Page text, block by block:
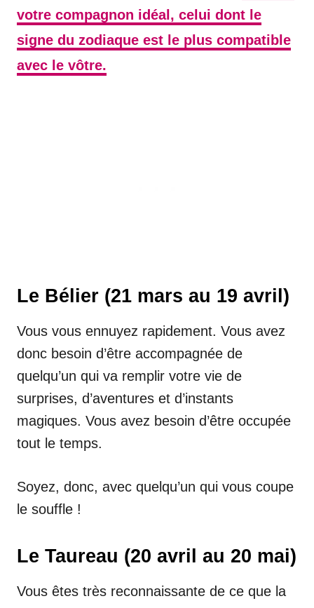
votre compagnon idéal, celui dont le
signe du zodiaque est le plus compatible
avec le vôtre.
Le Bélier (21 mars au 19 avril)
Vous vous ennuyez rapidement. Vous avez
donc besoin d’être accompagnée de
quelqu’un qui va remplir votre vie de
surprises, d’aventures et d’instants
magiques. Vous avez besoin d’être occupée
tout le temps.
Soyez, donc, avec quelqu’un qui vous coupe
le souffle !
Le Taureau (20 avril au 20 mai)
Vous êtes très reconnaissante de ce que la